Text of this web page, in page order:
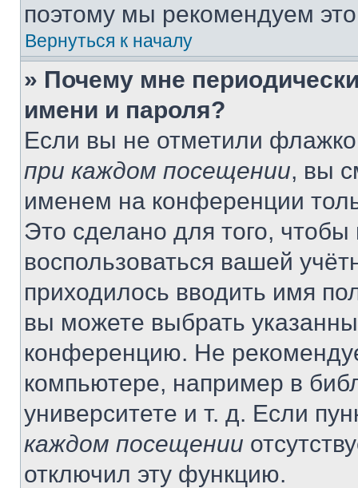
поэтому мы рекомендуем
Вернуться к началу
» Почему мне
имени и пароля?
Если вы не отметили
при каждом посещении, вы
именем на конференции
Это сделано для того, чтобы
воспользоваться вашей
приходилось вводить имя
вы можете выбрать
конференцию. Не
компьютере, например в
университете и т. д. Если
каждом посещении
отключил эту функцию.